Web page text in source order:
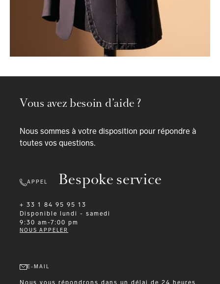
Bespoke service
Vous avez besoin d’aide ?
Nous sommes à votre disposition pour répondre à
toutes vos questions.
APPEL
+ 33 1 84 95 95 13
Disponible
lundi - samedi
9:30 am-7:00 pm
NOUS APPELER
E-MAIL
Nous vous répondrons dans un délai de 24 heures